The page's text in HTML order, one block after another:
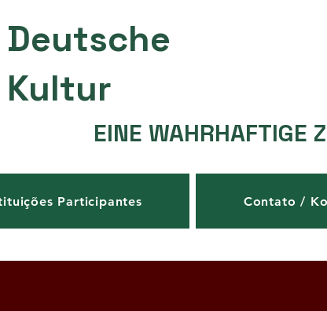
Deutsche
Kultur
EINE WAHRHAFTIGE
Participantes Contato /